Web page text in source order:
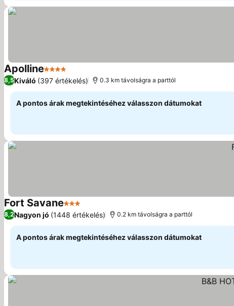
Apolline4 KategóriaÁrak megjelenítése
8,5Kiváló (397 értékelés) 0.3 km távolságra a parttól
A pontos árak megtekintéséhez válasszon dátumokat
Fort Savane3 KategóriaÁrak megjelenítése
8,2Nagyon jó (1448 értékelés) 0.2 km távolságra a parttól
A pontos árak megtekintéséhez válasszon dátumokat